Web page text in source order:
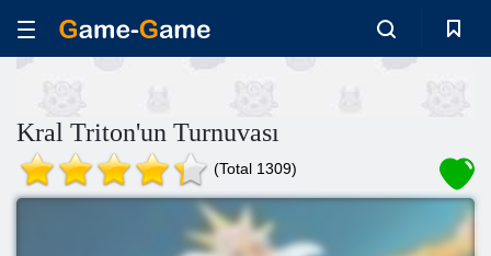
Kral Triton'un Turnuvası
(Total 1309)